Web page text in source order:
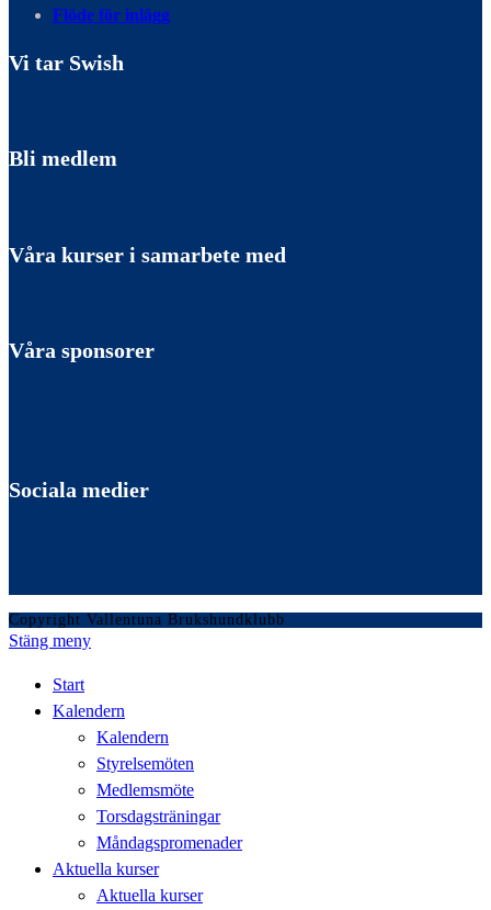
Flöde för inlägg
Vi tar Swish
Bli medlem
Våra kurser i samarbete med
Våra sponsorer
Sociala medier
Copyright Vallentuna Brukshundklubb
Stäng meny
Start
Kalendern
Kalendern
Styrelsemöten
Medlemsmöte
Torsdagsträningar
Måndagspromenader
Aktuella kurser
Aktuella kurser